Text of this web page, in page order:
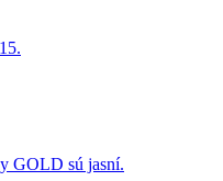
GOLD sú jasní.